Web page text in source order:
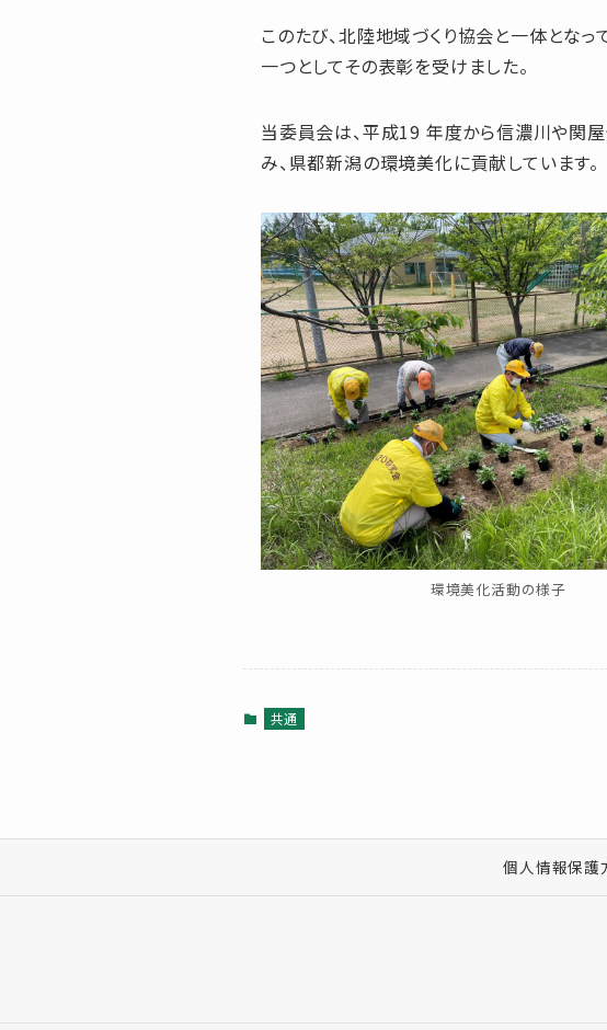
このたび、北陸地域づくり協会と一体とな
一つとしてその表彰を受けました。
当委員会は、平成19 年度から信濃川や関
み、県都新潟の環境美化に貢献しています。
環境美化活動の様子
共通
個人情報保護